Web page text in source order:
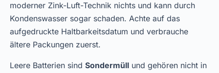
moderner Zink-Luft-Technik nichts und kann durch
Kondenswasser sogar schaden. Achte auf das
aufgedruckte Haltbarkeitsdatum und verbrauche
ältere Packungen zuerst.
Leere Batterien sind Sondermüll und gehören nicht in